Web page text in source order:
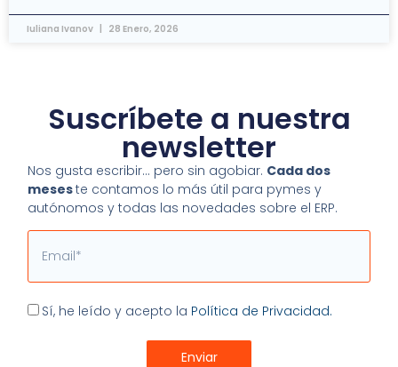
Iuliana Ivanov 28 Enero, 2026
Suscríbete a nuestra
newsletter
Nos gusta escribir… pero sin agobiar. Cada dos
meseste contamos lo más útil para pymes y
autónomos y todas las novedades sobre el ERP.
Email
Aceptación
Sí, he leído y acepto la Política de Privacidad.
Enviar